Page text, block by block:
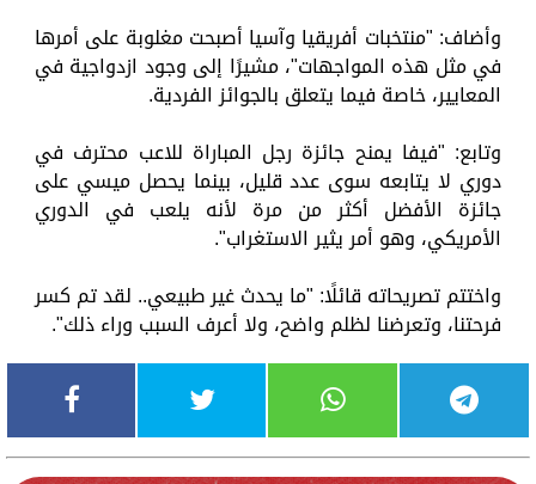
وأضاف: "منتخبات أفريقيا وآسيا أصبحت مغلوبة على أمرها
في مثل هذه المواجهات"، مشيرًا إلى وجود ازدواجية في
المعايير، خاصة فيما يتعلق بالجوائز الفردية.
وتابع: "فيفا يمنح جائزة رجل المباراة للاعب محترف في
دوري لا يتابعه سوى عدد قليل، بينما يحصل ميسي على
جائزة الأفضل أكثر من مرة لأنه يلعب في الدوري
الأمريكي، وهو أمر يثير الاستغراب".
واختتم تصريحاته قائلًا: "ما يحدث غير طبيعي.. لقد تم كسر
فرحتنا، وتعرضنا لظلم واضح، ولا أعرف السبب وراء ذلك".